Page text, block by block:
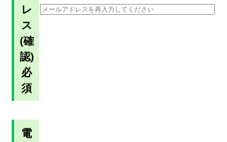
レ
ス
(確
認)
必
須
電